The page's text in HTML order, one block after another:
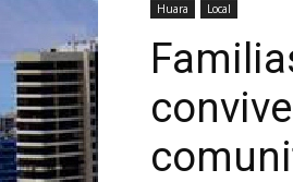
Huara Local